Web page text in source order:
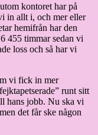
kontoret har på
in allt i, och mer eller
hemifrån har den
455 timmar sedan vi
loss och så har vi
vi fick in mer
runt sitt
hans jobb. Nu ska vi
det får ske någon